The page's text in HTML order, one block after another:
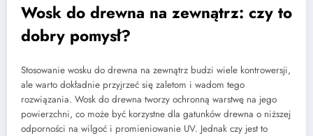
Wosk do drewna na zewnątrz: czy to
dobry pomysł?
Stosowanie wosku do drewna na zewnątrz budzi wiele kontrowersji,
ale warto dokładnie przyjrzeć się zaletom i wadom tego
rozwiązania. Wosk do drewna tworzy ochronną warstwę na jego
powierzchni, co może być korzystne dla gatunków drewna o niższej
odporności na wilgoć i promieniowanie UV. Jednak czy jest to